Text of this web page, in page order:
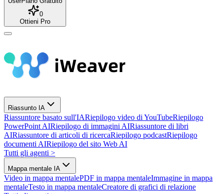
0
Ottieni Pro
Riassunto IA
Riassuntore basato sull'IARiepilogo video di YouTubeRiepilogo
PowerPoint AIRiepilogo di immagini AIRiassuntore di libri
AIRiassuntore di articoli di ricercaRiepilogo podcastRiepilogo
documenti AIRiepilogo del sito Web AI
Tutti gli agenti >
Mappa mentale IA
Video in mappa mentalePDF in mappa mentaleImmagine in mappa
mentaleTesto in mappa mentaleCreatore di grafici di relazione